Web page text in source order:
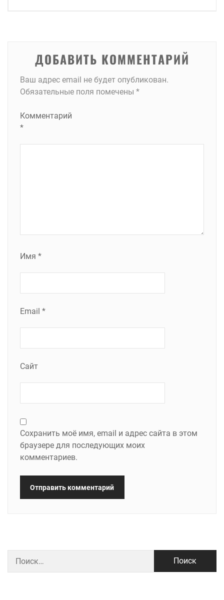
ДОБАВИТЬ КОММЕНТАРИЙ
Ваш адрес email не будет опубликован.
Обязательные поля помечены *
Комментарий
*
Имя *
Email *
Сайт
Сохранить моё имя, email и адрес сайта в этом
браузере для последующих моих
комментариев.